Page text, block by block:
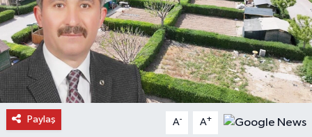
Paylaş A- A+
Hanönü Haberleri
İhsangazi Haberleri
İnebolu Haberleri